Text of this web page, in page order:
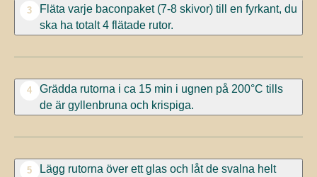
3
Fläta varje baconpaket (7-8 skivor) till en fyrkant, du
ska ha totalt 4 flätade rutor.
4
Grädda rutorna i ca 15 min i ugnen på 200°C tills
de är gyllenbruna och krispiga.
5
Lägg rutorna över ett glas och låt de svalna helt